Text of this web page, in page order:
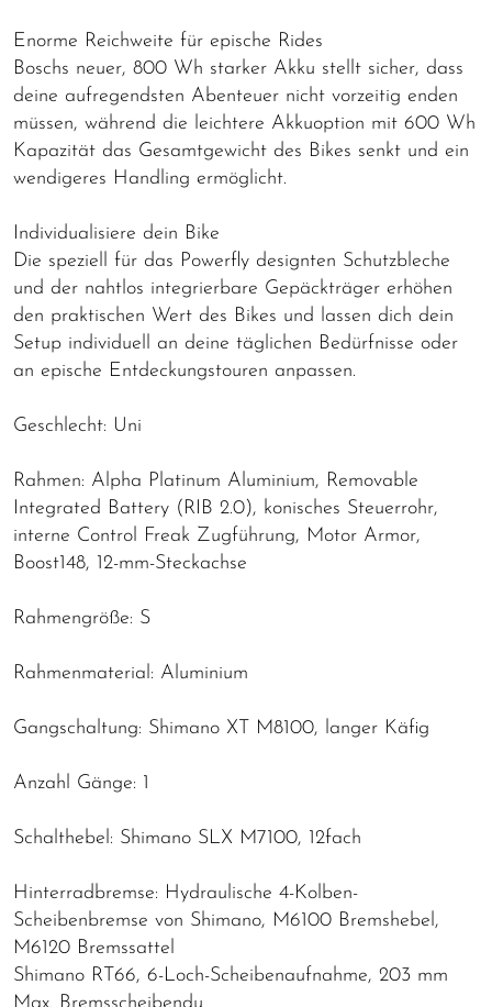
Enorme Reichweite für epische Rides
Boschs neuer, 800 Wh starker Akku stellt sicher, dass
deine aufregendsten Abenteuer nicht vorzeitig enden
müssen, während die leichtere Akkuoption mit 600 Wh
Kapazität das Gesamtgewicht des Bikes senkt und ein
wendigeres Handling ermöglicht.
Individualisiere dein Bike
Die speziell für das Powerfly designten Schutzbleche
und der nahtlos integrierbare Gepäckträger erhöhen
den praktischen Wert des Bikes und lassen dich dein
Setup individuell an deine täglichen Bedürfnisse oder
an epische Entdeckungstouren anpassen.
Geschlecht: Uni
Rahmen: Alpha Platinum Aluminium, Removable
Integrated Battery (RIB 2.0), konisches Steuerrohr,
interne Control Freak Zugführung, Motor Armor,
Boost148, 12-mm-Steckachse
Rahmengröße: S
Rahmenmaterial: Aluminium
Gangschaltung: Shimano XT M8100, langer Käfig
Anzahl Gänge: 1
Schalthebel: Shimano SLX M7100, 12fach
Hinterradbremse: Hydraulische 4-Kolben-
Scheibenbremse von Shimano, M6100 Bremshebel,
M6120 Bremssattel
Shimano RT66, 6-Loch-Scheibenaufnahme, 203 mm
Max. Bremsscheibendu